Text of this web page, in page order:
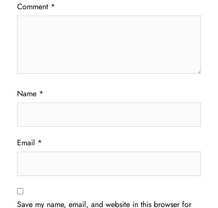
Comment *
Name *
Email *
Save my name, email, and website in this browser for